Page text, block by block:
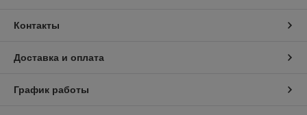
Контакты
Доставка и оплата
График работы